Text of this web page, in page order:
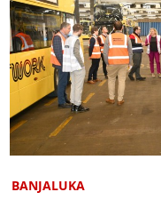
BANJALUKA